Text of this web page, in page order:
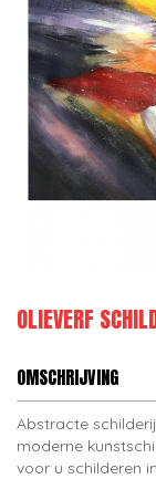
OLIEVERF
OMSCHRIJVING
Abstracte
moderne
voor u schilderen